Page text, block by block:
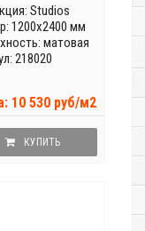
Studios
1200x2400 мм
матовая
218020
10 530 руб/м2
КУПИТЬ